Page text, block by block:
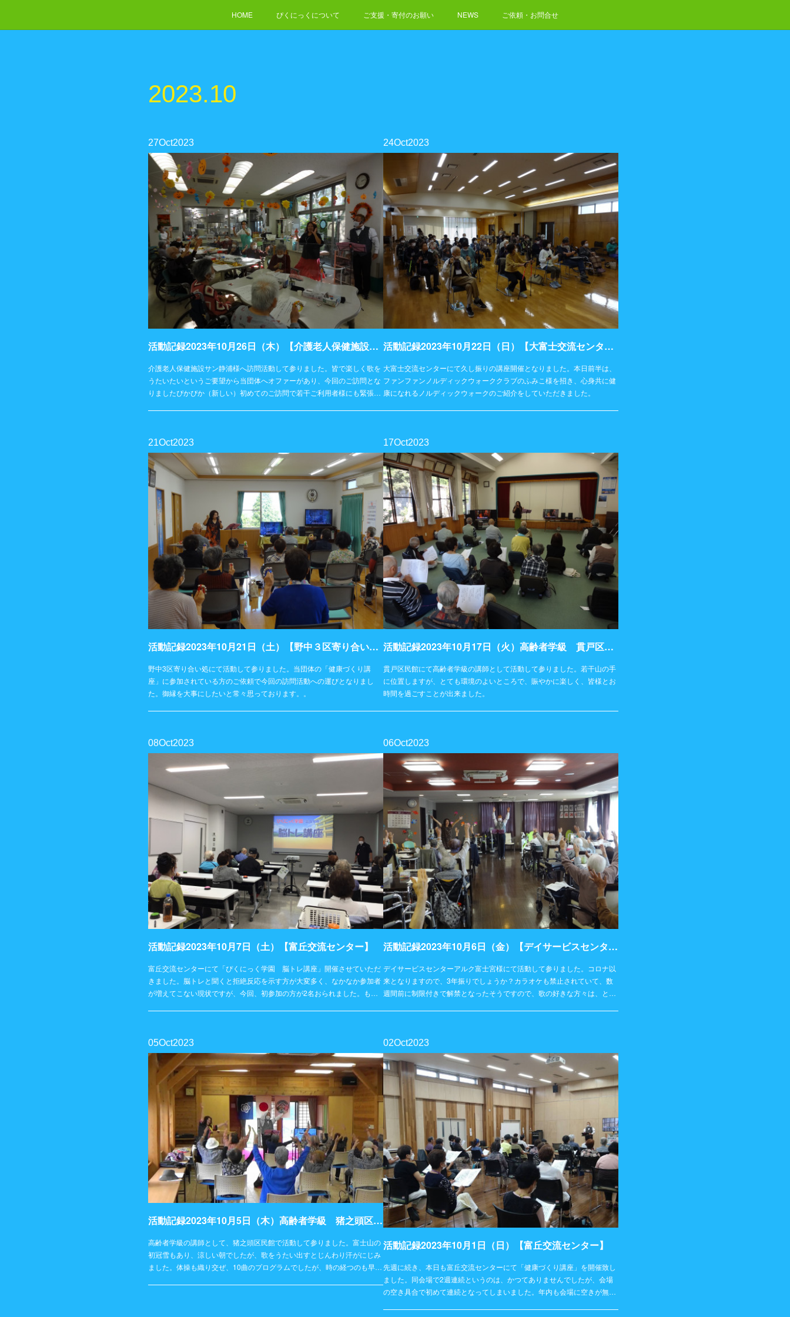
HOME ぴくにっくについて ご支援・寄付のお願い NEWS ご依頼・お問合せ
2023.10
27Oct2023
活動記録2023年10月26日（木）【介護老人保健施設サン静浦】
介護老人保健施設サン静浦様へ訪問活動して参りました。皆で楽しく歌を
うたいたいというご要望から当団体へオファーがあり、今回のご訪問とな
りましたぴかぴか（新しい）初めてのご訪問で若干ご利用者様にも緊張…
24Oct2023
活動記録2023年10月22日（日）【大富士交流センター】
大富士交流センターにて久し振りの講座開催となりました。本日前半は、
ファンファンノルディックウォーククラブのふみこ様を招き、心身共に健
康になれるノルディックウォークのご紹介をしていただきました。
21Oct2023
活動記録2023年10月21日（土）【野中３区寄り合い処】
野中3区寄り合い処にて活動して参りました。当団体の「健康づくり講
座」に参加されている方のご依頼で今回の訪問活動への運びとなりまし
た。御縁を大事にしたいと常々思っております。。
17Oct2023
活動記録2023年10月17日（火）高齢者学級 貫戸区民館
貫戸区民館にて高齢者学級の講師として活動して参りました。若干山の手
に位置しますが、とても環境のよいところで、賑やかに楽しく、皆様とお
時間を過ごすことが出来ました。
08Oct2023
活動記録2023年10月7日（土）【富丘交流センター】
富丘交流センターにて「ぴくにっく学園 脳トレ講座」開催させていただ
きました。脳トレと聞くと拒絶反応を示す方が大変多く、なかなか参加者
が増えてこない現状ですが、今回、初参加の方が2名おられました。も…
06Oct2023
活動記録2023年10月6日（金）【デイサービスセンター アルク富士宮】
デイサービスセンターアルク富士宮様にて活動して参りました。コロナ以
来となりますので、3年振りでしょうか？カラオケも禁止されていて、数
週間前に制限付きで解禁となったそうですので、歌の好きな方々は、と…
05Oct2023
活動記録2023年10月5日（木）高齢者学級 猪之頭区民館
高齢者学級の講師として、猪之頭区民館で活動して参りました。富士山の
初冠雪もあり、涼しい朝でしたが、歌をうたい出すとじんわり汗がにじみ
ました。体操も織り交ぜ、10曲のプログラムでしたが、時の経つのも早…
02Oct2023
活動記録2023年10月1日（日）【富丘交流センター】
先週に続き、本日も富丘交流センターにて「健康づくり講座」を開催致し
ました。同会場で2週連続というのは、かつてありませんでしたが、会場
の空き具合で初めて連続となってしまいました。年内も会場に空きが無…